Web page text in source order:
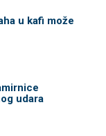
u kafi može
udara